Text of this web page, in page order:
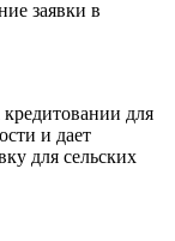
заявки в
кредитовании для
и дает
для сельских